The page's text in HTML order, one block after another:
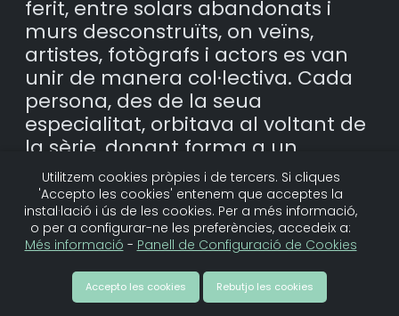
ferit, entre solars abandonats i
murs desconstruïts, on veïns,
artistes, fotògrafs i actors es van
unir de manera col·lectiva. Cada
persona, des de la seua
especialitat, orbitava al voltant de
la sèrie, donant forma a un
sistema on cada peça era
imprescindible. El seu motor
creatiu era crear en col·lectiu.
Des d’aquell primer impuls,
Sistema del Solar ha crescut. Hui
és una productora amb seu
Utilitzem cookies pròpies i de tercers. Si cliques
'Accepto les cookies' entenem que acceptes la
instal·lació i ús de les cookies. Per a més informació,
o per a configurar-ne les preferències, accedeix a:
Més informació - Panell de Configuració de Cookies
Accepto les cookies Rebutjo les cookies